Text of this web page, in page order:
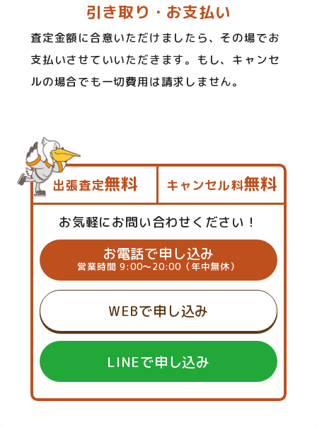
引き取り・お支払い
査定金額に合意いただけましたら、その場でお
支払いさせていいただきます。もし、キャンセ
ルの場合でも一切費用は請求しません。
出張査定無料 キャンセル料無料
お気軽にお問い合わせください！
お電話で申し込み
営業時間 9:00～20:00（年中無休）
WEBで申し込み
LINEで申し込み